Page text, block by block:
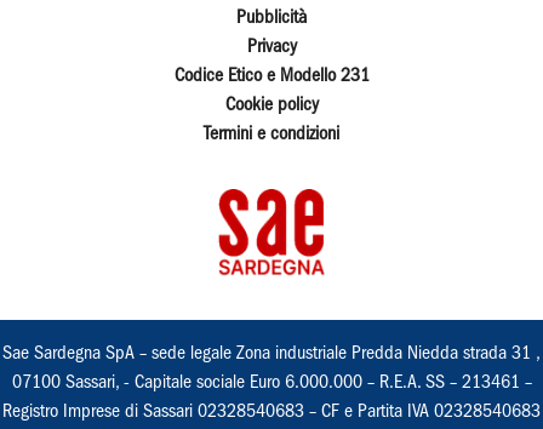
Pubblicità
Privacy
Codice Etico e Modello 231
Cookie policy
Termini e condizioni
Sae Sardegna SpA – sede legale Zona industriale Predda Niedda strada 31 ,
07100 Sassari, - Capitale sociale Euro 6.000.000 – R.E.A. SS – 213461 –
Registro Imprese di Sassari 02328540683 – CF e Partita IVA 02328540683